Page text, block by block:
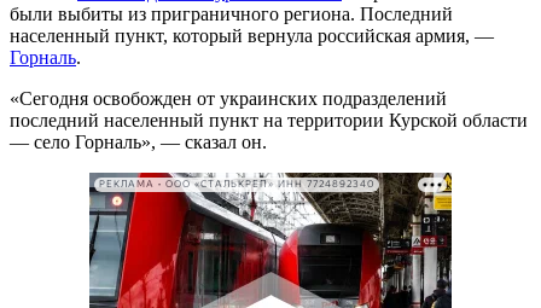
были выбиты из приграничного региона. Последний
населенный пункт, который вернула российская армия, —
Горналь.
«Сегодня освобожден от украинских подразделений
последний населенный пункт на территории Курской области
— село Горналь», — сказал он.
РЕКЛАМА • ООО «СТАЛЬКРЕП» ИНН 7724892340